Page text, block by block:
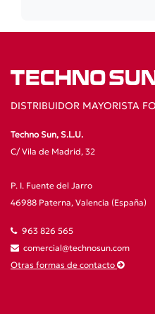
DISTRIBUIDOR MAYORISTA
Techno Sun, S.L.U.
C/ Vila de Madrid, 32
P. I. Fuente del Jarro
46988 Paterna, Valencia (España)
963 826 565
comercial@technosun.com
Otras formas de contacto